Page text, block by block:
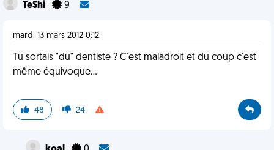
TeShi 9
mardi 13 mars 2012 0:12
Tu sortais "du" dentiste ? C'est maladroit et du coup c'est
même équivoque...
48 24